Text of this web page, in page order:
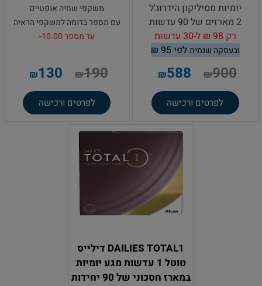
יומיות מסיליקון הידרוג'ל
2 מארזים של 90 עדשות
רק 98
₪ל-30 עדשות
ובעסקה שנתיתלפי 95
₪
₪900
₪588
לפרטים ורכישה
משקפי שחיה אופטיים
עם מספר בדומה למשקפי הראיה
עד מספר 10.00-
₪190
₪130
לפרטים ורכישה
DAILIES TOTAL1 דילייס
טוטל 1 עדשות מגע יומיות
במארז חסכוני של 90 יחידות